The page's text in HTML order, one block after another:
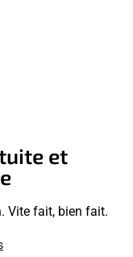
et
Vite fait, bien fait.